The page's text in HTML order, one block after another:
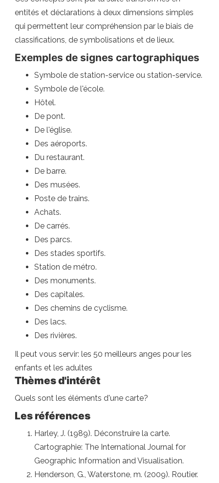
entités et déclarations à deux dimensions simples
qui permettent leur compréhension par le biais de
classifications, de symbolisations et de lieux.
Exemples de signes cartographiques
Symbole de station-service ou station-service.
Symbole de l'école.
Hôtel.
De pont.
De l'église.
Des aéroports.
Du restaurant.
De barre.
Des musées.
Poste de trains.
Achats.
De carrés.
Des parcs.
Des stades sportifs.
Station de métro.
Des monuments.
Des capitales.
Des chemins de cyclisme.
Des lacs.
Des rivières.
Il peut vous servir: les 50 meilleurs anges pour les
enfants et les adultes
Thèmes d'intérêt
Quels sont les éléments d'une carte?
Les références
Harley, J. (1989). Déconstruire la carte.
Cartographie: The International Journal for
Geographic Information and Visualisation.
Henderson, G., Waterstone, m. (2009). Routier.